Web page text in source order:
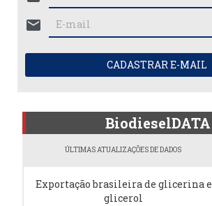
mail
CADASTRAR E-MAIL
BiodieselDATA
ÚLTIMAS ATUALIZAÇÕES DE DADOS
Exportação brasileira de glicerina e
glicerol